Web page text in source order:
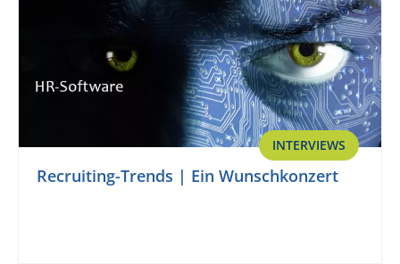
INTERVIEWS
Recruiting-Trends | Ein Wunschkonzert